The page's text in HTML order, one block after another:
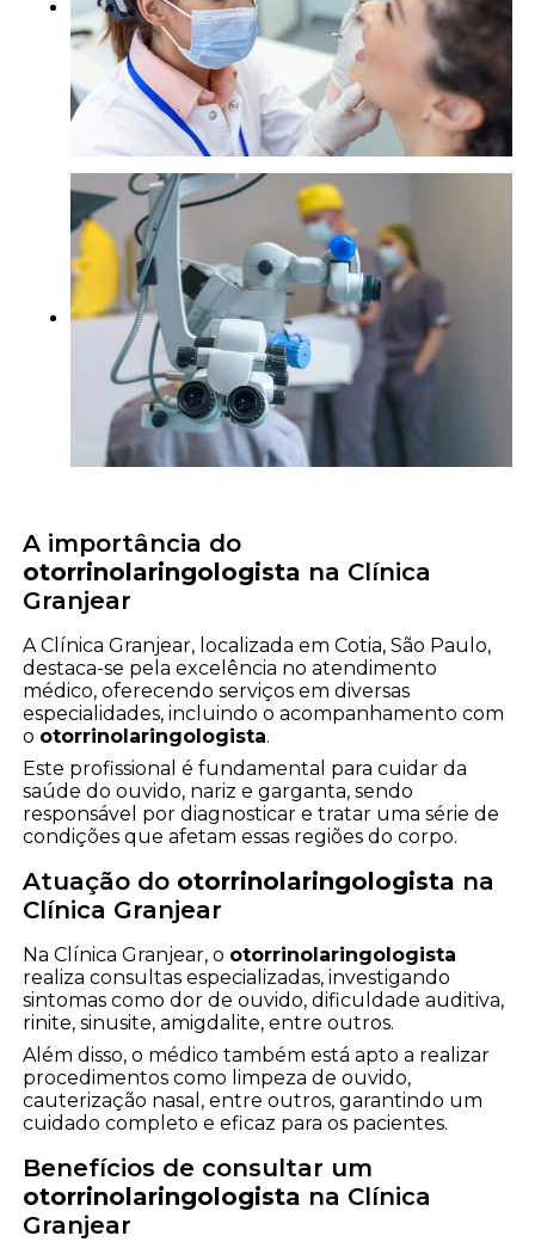
A importância do
otorrinolaringologista na Clínica
Granjear
A Clínica Granjear, localizada em Cotia, São Paulo,
destaca-se pela excelência no atendimento
médico, oferecendo serviços em diversas
especialidades, incluindo o acompanhamento com
o otorrinolaringologista.
Este profissional é fundamental para cuidar da
saúde do ouvido, nariz e garganta, sendo
responsável por diagnosticar e tratar uma série de
condições que afetam essas regiões do corpo.
Atuação do otorrinolaringologista na
Clínica Granjear
Na Clínica Granjear, o otorrinolaringologista
realiza consultas especializadas, investigando
sintomas como dor de ouvido, dificuldade auditiva,
rinite, sinusite, amigdalite, entre outros.
Além disso, o médico também está apto a realizar
procedimentos como limpeza de ouvido,
cauterização nasal, entre outros, garantindo um
cuidado completo e eficaz para os pacientes.
Benefícios de consultar um
otorrinolaringologista na Clínica
Granjear